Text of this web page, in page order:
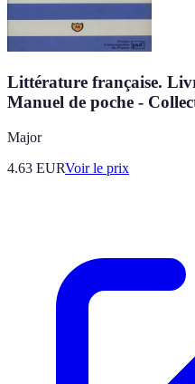
Littérature française.
Manuel de poche -
Major
4.63 EURVoir le prix